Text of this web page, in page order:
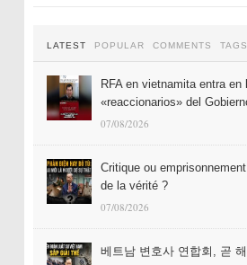
LATEST POPULAR COMMENTS TAGS
RFA en vietnamita entra en
«reaccionarios» del
07/08/2026
Critique ou
de la vérité ?
07/08/2026
베트남 변호사 연합회, 곧